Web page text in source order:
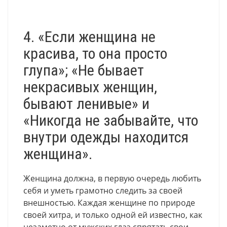
4. «Если женщина не
красива, то она просто
глупа»; «Не бывает
некрасивых женщин,
бывают ленивые» и
«Никогда не забывайте, что
внутри одежды находится
женщина».
Женщина должна, в первую очередь любить
себя и уметь грамотно следить за своей
внешностью. Каждая женщине по природе
своей хитра, и только одной ей известно, как